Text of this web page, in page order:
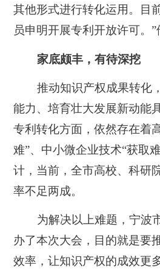
其他形式进行转化运用。目
员申明开展专利开放许可。”
家底颇丰，有待深挖
推动知识产权成果转化
能力、培育壮大发展新动能
专利转化方面，依然存在着
难”、中小微企业技术“获取
计，当前，全市高校、科研
率不足两成。
为解决以上难题，宁波
办了本次大会，目的就是要
效率，让知识产权的成效更